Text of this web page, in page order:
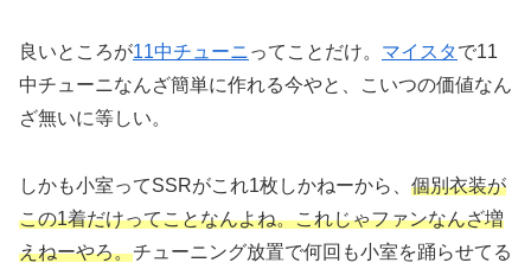
良いところが11中チューニってことだけ。 マイスタで11
中チューニなんざ簡単に作れる今やと、こいつの価値なん
ざ無いに等しい。
しかも小室ってSSRがこれ1枚しかねーから、 個別衣装が
この1着だけってことなんよね。これじゃファンなんざ増
えねーやろ。チューニング放置で何回も小室を踊らせてる